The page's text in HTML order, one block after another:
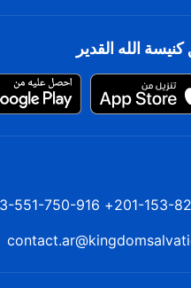
الله القدير
201-153-829-389+